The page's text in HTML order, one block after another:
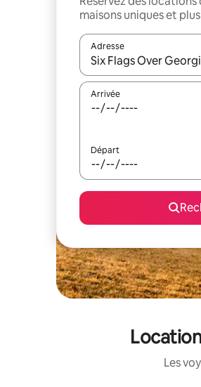
maisons uniques et
Adresse
Lorsque les résultats
Arrivée
Départ
Les